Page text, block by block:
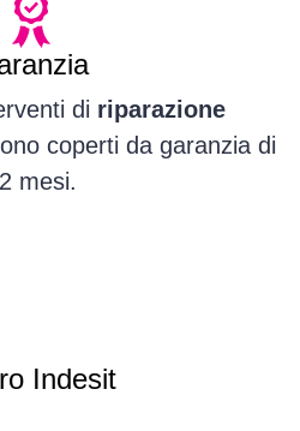
di riparazione
coperti da garanzia di
mesi.
Indesit